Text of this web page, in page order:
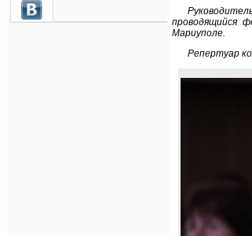
проводящийся
Мариуполе.
Репертуар